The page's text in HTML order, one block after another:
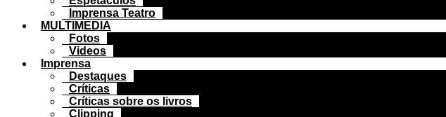
Imprensa Teatro
MULTIMEDIA
Fotos
Videos
Imprensa
Destaques
Críticas
Críticas sobre os livros
Clipping